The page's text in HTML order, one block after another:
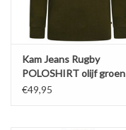
Kam Jeans Rugby
POLOSHIRT olijf groen
€49,95